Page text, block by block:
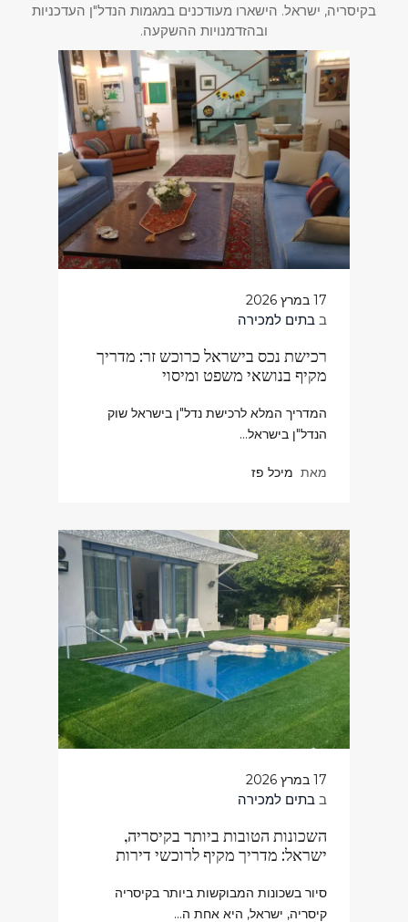
בקיסריה, ישראל. הישארו מעודכנים במגמות הנדל"ן העדכניות
ובהזדמנויות ההשקעה.
17 במרץ 2026
ב בתים למכירה
רכישת נכס בישראל כרוכש זר: מדריך
מקיף בנושאי משפט ומיסוי
המדריך המלא לרכישת נדל"ן בישראל שוק
הנדל"ן בישראל…
מאת מיכל פז
17 במרץ 2026
ב בתים למכירה
השכונות הטובות ביותר בקיסריה,
ישראל: מדריך מקיף לרוכשי דירות
סיור בשכונות המבוקשות ביותר בקיסריה
קיסריה, ישראל, היא אחת ה...